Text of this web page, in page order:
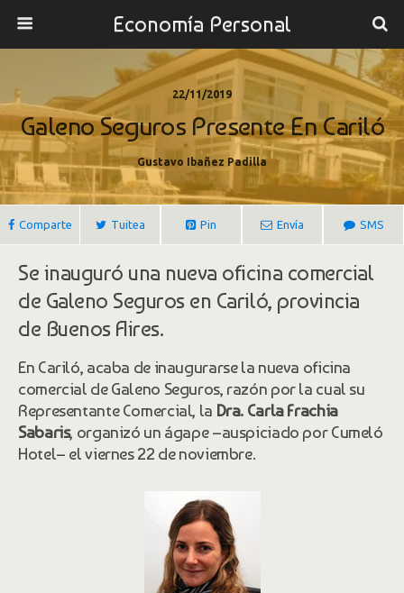
Economía Personal
22/11/2019
Galeno Seguros Presente En Cariló
Gustavo Ibañez Padilla
Comparte Tuitea Pin Envía SMS
Se inauguró una nueva oficina comercial
de Galeno Seguros en Cariló, provincia
de Buenos Aires.
En Cariló, acaba de inaugurarse la nueva oficina
comercial de Galeno Seguros, razón por la cual su
Representante Comercial, la Dra. Carla Frachia
Sabaris, organizó un ágape –auspiciado por Cumeló
Hotel– el viernes 22 de noviembre.